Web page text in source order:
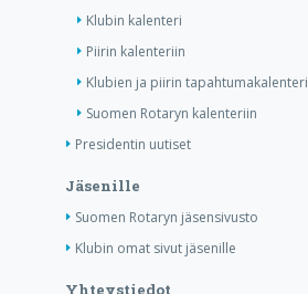
Klubin kalenteri
Piirin kalenteriin
Klubien ja piirin tapahtumakalenteri
Suomen Rotaryn kalenteriin
Presidentin uutiset
Jäsenille
Suomen Rotaryn jäsensivusto
Klubin omat sivut jäsenille
Yhteystiedot